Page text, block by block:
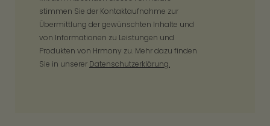
stimmen Sie der Kontaktaufnahme zur
Übermittlung der gewünschten Inhalte und
von Informationen zu Leistungen und
Produkten von Hrmony zu. Mehr dazu finden
Sie in unserer Datenschutzerklärung.